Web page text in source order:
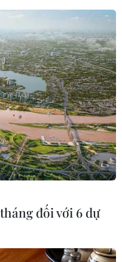
khủng hoảng tại Libya
đối với 6 dự